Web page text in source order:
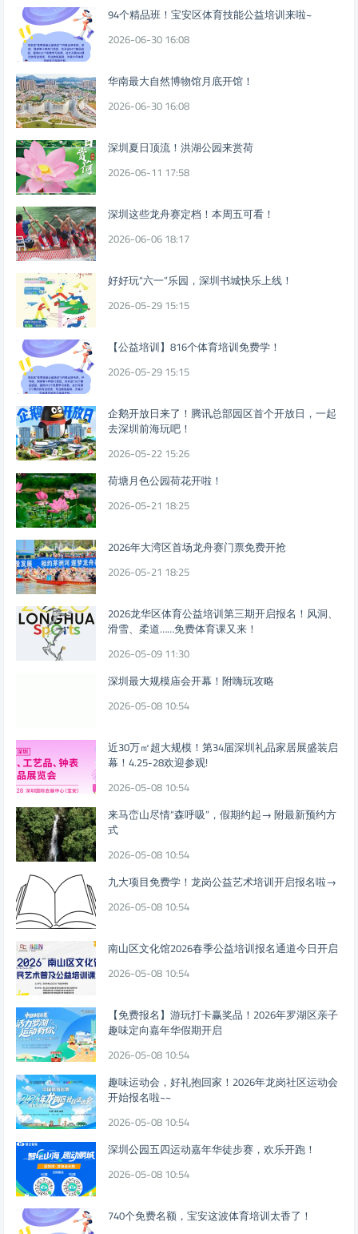
94个精品班！宝安区体育技能公益培训来啦~
2026-06-30 16:08
华南最大自然博物馆月底开馆！
2026-06-30 16:08
深圳夏日顶流！洪湖公园来赏荷
2026-06-11 17:58
深圳这些龙舟赛定档！本周五可看！
2026-06-06 18:17
好好玩“六一”乐园，深圳书城快乐上线！
2026-05-29 15:15
【公益培训】816个体育培训免费学！
2026-05-29 15:15
企鹅开放日来了！腾讯总部园区首个开放日，一起
去深圳前海玩吧！
2026-05-22 15:26
荷塘月色公园荷花开啦！
2026-05-21 18:25
2026年大湾区首场龙舟赛门票免费开抢
2026-05-21 18:25
2026龙华区体育公益培训第三期开启报名！风洞、
滑雪、柔道……免费体育课又来！
2026-05-09 11:30
深圳最大规模庙会开幕！附嗨玩攻略
2026-05-08 10:54
近30万㎡超大规模！第34届深圳礼品家居展盛装启
幕！4.25-28欢迎参观!
2026-05-08 10:54
来马峦山尽情“森呼吸”，假期约起→ 附最新预约方
式
2026-05-08 10:54
九大项目免费学！龙岗公益艺术培训开启报名啦→
2026-05-08 10:54
南山区文化馆2026春季公益培训报名通道今日开启
2026-05-08 10:54
【免费报名】游玩打卡赢奖品！2026年罗湖区亲子
趣味定向嘉年华假期开启
2026-05-08 10:54
趣味运动会，好礼抱回家！2026年龙岗社区运动会
开始报名啦~~
2026-05-08 10:54
深圳公园五四运动嘉年华徒步赛，欢乐开跑！
2026-05-08 10:54
740个免费名额，宝安这波体育培训太香了！